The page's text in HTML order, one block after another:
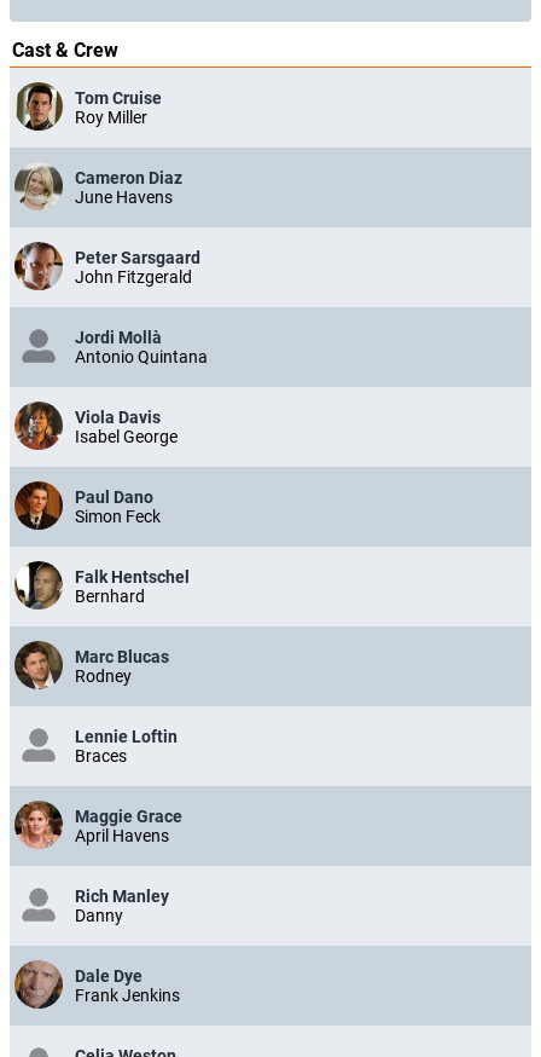
Cast & Crew
Tom Cruise
Roy Miller
Cameron Diaz
June Havens
Peter Sarsgaard
John Fitzgerald
Jordi Mollà
Antonio Quintana
Viola Davis
Isabel George
Paul Dano
Simon Feck
Falk Hentschel
Bernhard
Marc Blucas
Rodney
Lennie Loftin
Braces
Maggie Grace
April Havens
Rich Manley
Danny
Dale Dye
Frank Jenkins